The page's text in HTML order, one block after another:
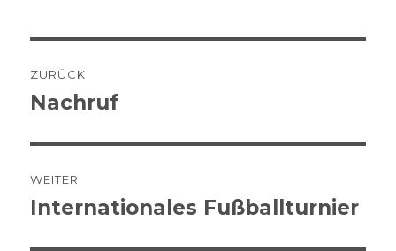
Navigation
ZURÜCK
Vorheriger
Nachruf
WEITER
Nächster
Internationales Fußballturnier